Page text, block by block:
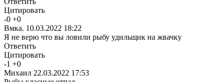
Цитировать
-0 +0
Вмка. 10.03.2022 18:22
Я не верю что вы ловили рыбу удильщик на жвачку
Ответить
Цитировать
-1 +0
Михаил 22.03.2022 17:53